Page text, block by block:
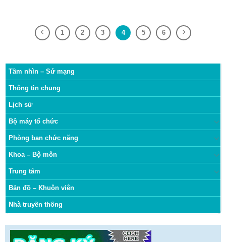
Tầm nhìn – Sứ mạng
Thông tin chung
Lịch sử
Bộ máy tổ chức
Phòng ban chức năng
Khoa – Bộ môn
Trung tâm
Bản đồ – Khuôn viên
Nhà truyền thống
1 2 3 4 5 6